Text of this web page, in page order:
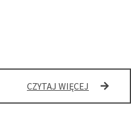
CZYTAJ WIĘCEJ